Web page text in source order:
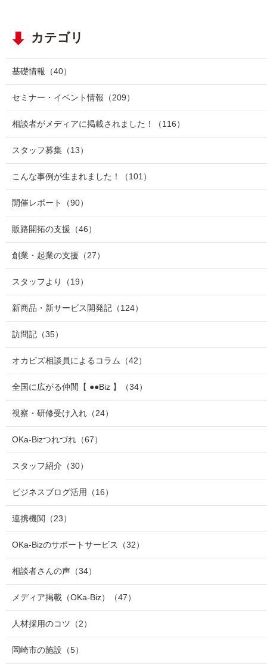
カテゴリ
基礎情報 （40）
セミナー・イベント情報 （209）
相談者がメディアに掲載されました！ （116）
スタッフ募集 （13）
こんな事例が生まれました！ （101）
開催レポート （90）
販路開拓の支援 （46）
創業・起業の支援 （27）
スタッフより （19）
新商品・新サービス開発記 （124）
訪問記 （35）
オカビズ相談員によるコラム （42）
全国に広がる仲間【 ●●Biz 】 （34）
視察・研修受け入れ （24）
OKa-Bizつれづれ （67）
スタッフ紹介 （30）
ビジネスブログ活用 （16）
連携機関 （23）
OKa-Bizのサポートサービス （32）
相談者さんの声 （34）
メディア掲載（OKa-Biz） （47）
人材採用のコツ （2）
岡崎市の施設 （5）